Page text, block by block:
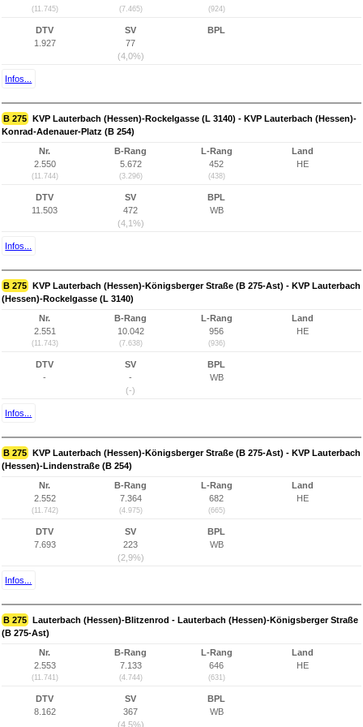
(11.745) (7.465) (924)
DTV
1.927
SV
77
(4,0%)
BPL
Infos...
B 275 KVP Lauterbach (Hessen)-Rockelgasse (L 3140) - KVP Lauterbach (Hessen)-
Konrad-Adenauer-Platz (B 254)
Nr.
2.550
(11.744)
B-Rang
5.672
(3.296)
L-Rang
452
(438)
Land
HE
DTV
11.503
SV
472
(4,1%)
BPL
WB
Infos...
B 275 KVP Lauterbach (Hessen)-Königsberger Straße (B 275-Ast) - KVP Lauterbach
(Hessen)-Rockelgasse (L 3140)
Nr.
2.551
(11.743)
B-Rang
10.042
(7.638)
L-Rang
956
(936)
Land
HE
DTV
-
SV
-
(-)
BPL
WB
Infos...
B 275 KVP Lauterbach (Hessen)-Königsberger Straße (B 275-Ast) - KVP Lauterbach
(Hessen)-Lindenstraße (B 254)
Nr.
2.552
(11.742)
B-Rang
7.364
(4.975)
L-Rang
682
(665)
Land
HE
DTV
7.693
SV
223
(2,9%)
BPL
WB
Infos...
B 275 Lauterbach (Hessen)-Blitzenrod - Lauterbach (Hessen)-Königsberger Straße
(B 275-Ast)
Nr.
2.553
(11.741)
B-Rang
7.133
(4.744)
L-Rang
646
(631)
Land
HE
DTV
8.162
SV
367
(4,5%)
BPL
WB